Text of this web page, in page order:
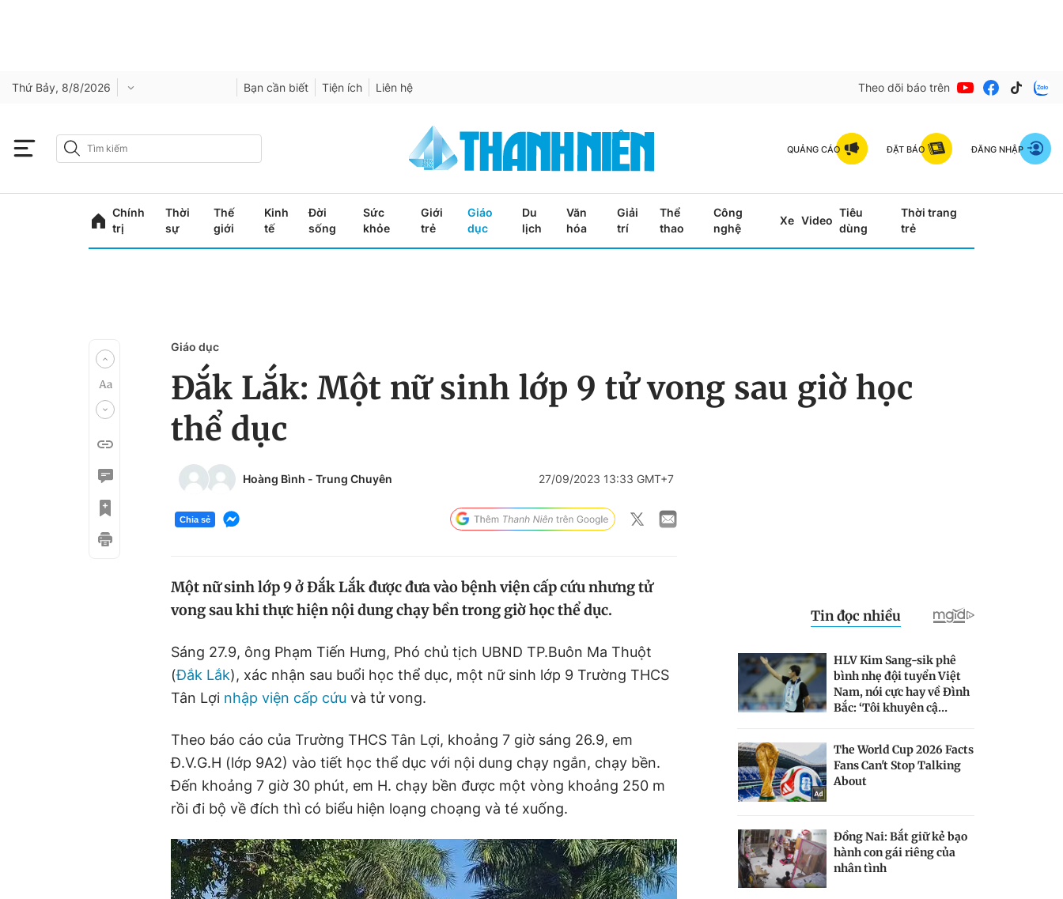
Thứ Bảy, 8/8/2026 Bạn cần biết Tiện ích Liên hệ Theo dõi báo trên
QUẢNG CÁO ĐẶT BÁO ĐĂNG NHẬP
Chính
trị
Thời
sự
Thế
giới
Kinh
tế
Đời
sống
Sức
khỏe
Giới
trẻ
Giáo
dục
Du
lịch
Văn
hóa
Giải
trí
Thể
thao
Công
nghệ
Xe Video
Tiêu
dùng
Thời trang
trẻ
Giáo dục
Đắk Lắk: Một nữ sinh lớp 9 tử vong sau giờ học
thể dục
Hoàng Bình - Trung Chuyên 27/09/2023 13:33 GMT+7
Chia sẻ
Một nữ sinh lớp 9 ở Đắk Lắk được đưa vào bệnh viện cấp cứu nhưng tử
vong sau khi thực hiện nội dung chạy bền trong giờ học thể dục.
Sáng 27.9, ông Phạm Tiến Hưng, Phó chủ tịch UBND TP.Buôn Ma Thuột
(Đắk Lắk), xác nhận sau buổi học thể dục, một nữ sinh lớp 9 Trường THCS
Tân Lợi nhập viện cấp cứu và tử vong.
Theo báo cáo của Trường THCS Tân Lợi, khoảng 7 giờ sáng 26.9, em
Đ.V.G.H (lớp 9A2) vào tiết học thể dục với nội dung chạy ngắn, chạy bền.
Đến khoảng 7 giờ 30 phút, em H. chạy bền được một vòng khoảng 250 m
rồi đi bộ về đích thì có biểu hiện loạng choạng và té xuống.